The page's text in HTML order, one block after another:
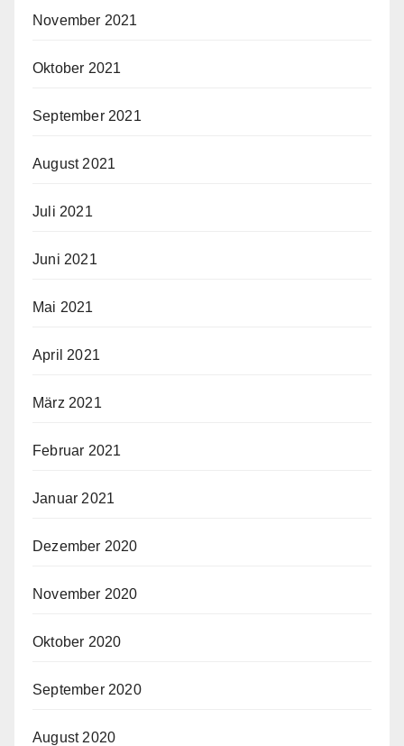
November 2021
Oktober 2021
September 2021
August 2021
Juli 2021
Juni 2021
Mai 2021
April 2021
März 2021
Februar 2021
Januar 2021
Dezember 2020
November 2020
Oktober 2020
September 2020
August 2020